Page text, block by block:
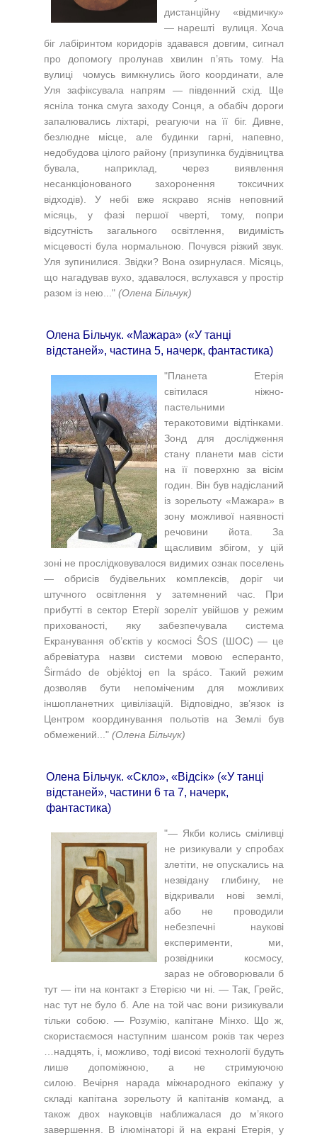
дистанційну «відмичку»
— нарешті вулиця. Хоча
біг лабіринтом коридорів здавався довгим, сигнал
про допомогу пролунав хвилин п’ять тому. На
вулиці чомусь вимкнулись його координати, але
Уля зафіксувала напрям — південний схід. Ще
ясніла тонка смуга заходу Сонця, а обабіч дороги
запалювались ліхтарі, реагуючи на її біг. Дивне,
безлюдне місце, але будинки гарні, напевно,
недобудова цілого району (призупинка будівництва
бувала, наприклад, через виявлення
несанкціонованого захоронення токсичних
відходів). У небі вже яскраво яснів неповний
місяць, у фазі першої чверті, тому, попри
відсутність загального освітлення, видимість
місцевості була нормальною. Почувся різкий звук.
Уля зупинилися. Звідки? Вона озирнулася. Місяць,
що нагадував вухо, здавалося, вслухався у простір
разом із нею..." (Олена Більчук)
Олена Більчук. «Мажара» («У танці
відстаней», частина 5, начерк, фантастика)
"Планета Етерія
світилася ніжно-
пастельними
теракотовими відтінками.
Зонд для дослідження
стану планети мав сісти
на її поверхню за вісім
годин. Він був надісланий
із зорельоту «Мажара» в
зону можливої наявності
речовини йота. За
щасливим збігом, у цій
зоні не прослідковувалося видимих ознак поселень
— обрисів будівельних комплексів, доріг чи
штучного освітлення у затемнений час. При
прибутті в сектор Етерії зореліт увійшов у режим
прихованості, яку забезпечувала система
Екранування об’єктів у космосі ŜOS (ШОС) — це
абревіатура назви системи мовою есперанто,
Ŝirmádo de objе́ktoj en la spáco. Такий режим
дозволяв бути непоміченим для можливих
іншопланетних цивілізацій. Відповідно, зв’язок із
Центром координування польотів на Землі був
обмежений..." (Олена Більчук)
Олена Більчук. «Скло», «Відсік» («У танці
відстаней», частини 6 та 7, начерк,
фантастика)
"— Якби колись сміливці
не ризикували у спробах
злетіти, не опускались на
незвідану глибину, не
відкривали нові землі,
або не проводили
небезпечні наукові
експерименти, ми,
розвідники космосу,
зараз не обговорювали б
тут — іти на контакт з Етерією чи ні. — Так, Грейс,
нас тут не було б. Але на той час вони ризикували
тільки собою.— Розумію, капітане Мінхо. Що ж,
скористаємося наступним шансом років так через
…надцять, і, можливо, тоді високі технології будуть
лише допоміжною, а не стримуючою
силою. Вечірня нарада міжнародного екіпажу у
складі капітана зорельоту й капітанів команд, а
також двох науковців наближалася до м’якого
завершення. В ілюмінаторі й на екрані Етерія, у